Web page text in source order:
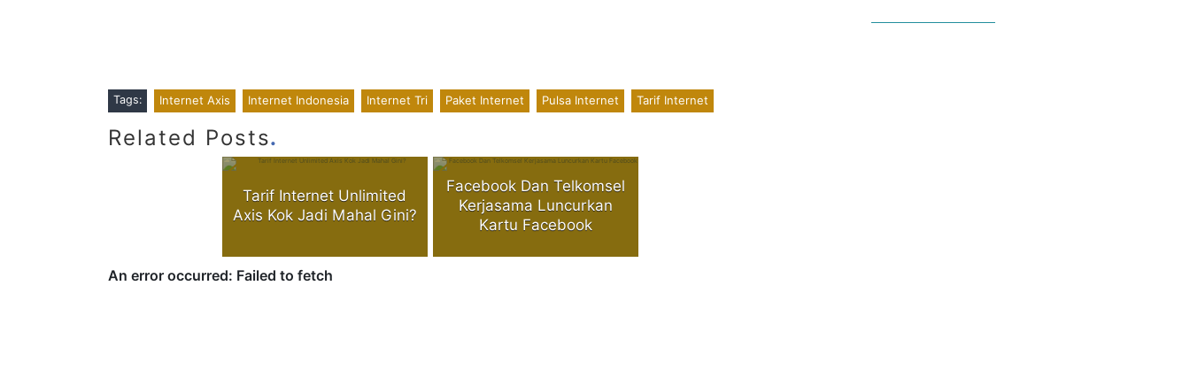
Tags: Internet Axis Internet Indonesia Internet Tri Paket Internet Pulsa Internet Tarif Internet
Related Posts.
Tarif Internet Unlimited
Axis Kok Jadi Mahal Gini?
Facebook Dan Telkomsel
Kerjasama Luncurkan
Kartu Facebook